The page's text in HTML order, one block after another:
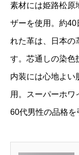
素材には姫路松原
ザーを使用。約40
れた革は、日本の
す。芯通しの染色
内装には心地よい
用。スーパーホワ
60代男性の品格を